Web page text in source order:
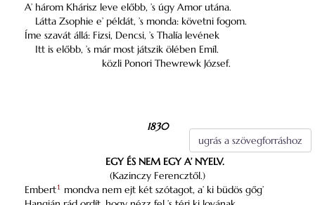
A’ három Khárisz leve előbb, ’s úgy Amor utána.
Látta Zsophie e’ példát, ’s monda: követni fogom.
Íme szavát állá: Fizsi, Dencsi, ’s Thalía levének
Itt is előbb, ’s már most játszik ölében Emíl.
közli Ponori Thewrewk József.
1830
ugrás a szövegforráshoz
EGY ÉS NEM EGY A’ NYELV.
(Kazinczy Ferencztől.)
Embert1
mondva nem ejt két szótagot, a’ ki büdös gőg’